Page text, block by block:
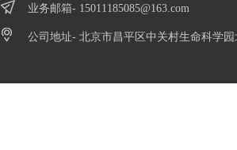
业务邮箱- 15011185085@163.com
公司地址- 北京市昌平区中关村生命科学园